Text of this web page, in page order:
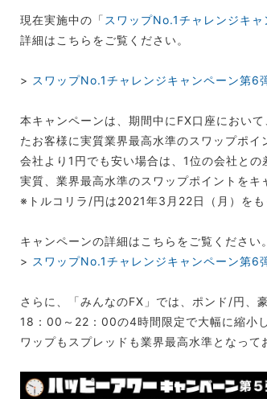
現在実施中の「 スワップNo.1チャレンジキ
詳細はこちらをご覧ください。
> スワップNo.1チャレンジキャンペーン第6
本キャンペーンは、期間中にFX口座におい
たお客様に実質業界最高水準のスワップポ
会社より1円でも安い場合は、1位の会社と
実質、業界最高水準のスワップポイントをキ
※トルコリラ/円は2021年3月22日（月）をも
キャンペーンの詳細はこちらをご覧ください。
> スワップNo.1チャレンジキャンペーン第6
さらに、「みんなのFX」では、ポンド/円、
18：00～22：00の4時間限定で大幅に縮小
ワップもスプレッドも業界最高水準となっ